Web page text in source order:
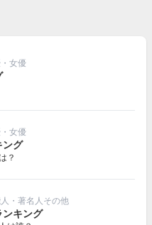
女優
女優
ング
？
・著名人その他
ンキング